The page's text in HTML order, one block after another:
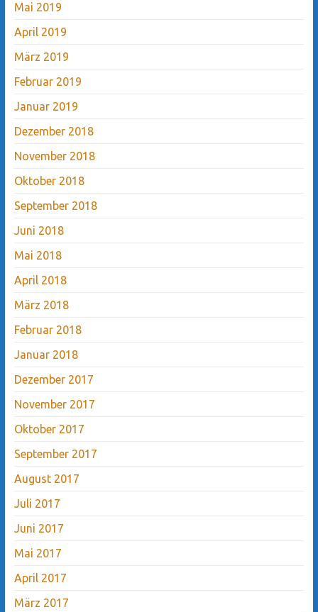
Mai 2019
April 2019
März 2019
Februar 2019
Januar 2019
Dezember 2018
November 2018
Oktober 2018
September 2018
Juni 2018
Mai 2018
April 2018
März 2018
Februar 2018
Januar 2018
Dezember 2017
November 2017
Oktober 2017
September 2017
August 2017
Juli 2017
Juni 2017
Mai 2017
April 2017
März 2017